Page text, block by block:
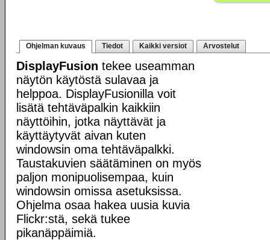
Ohjelman kuvaus Tiedot Kaikki versiot Arvostelut
DisplayFusion tekee useamman
näytön käytöstä sulavaa ja
helppoa. DisplayFusionilla voit
lisätä tehtäväpalkin kaikkiin
näyttöihin, jotka näyttävät ja
käyttäytyvät aivan kuten
windowsin oma tehtäväpalkki.
Taustakuvien säätäminen on myös
paljon monipuolisempaa, kuin
windowsin omissa asetuksissa.
Ohjelma osaa hakea uusia kuvia
Flickr:stä, sekä tukee
pikanäppäimiä.